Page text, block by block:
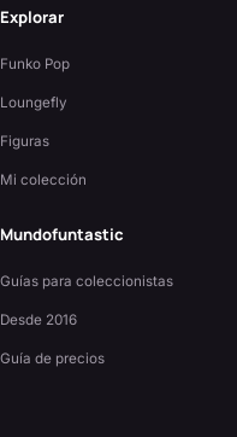
Explorar
Funko Pop
Loungefly
Figuras
Mi colección
Mundofuntastic
Guías para coleccionistas
Desde 2016
Guía de precios